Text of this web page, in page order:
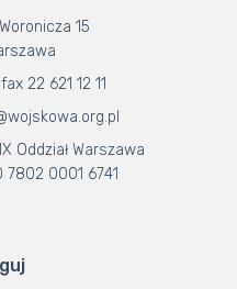
15
22 621 12 11
Oddział Warszawa
0001 6741